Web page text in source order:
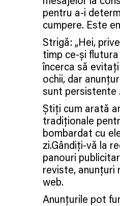
pentru a-i
cumpere. Este
Strigă: „Hei,
timp ce-și
încerca să
ochii, dar
sunt persistente .
Știți cum arată
tradiționale
bombardat cu
zi.Gândiți-vă la
panouri
reviste, anunțuri
web.
Anunțurile pot